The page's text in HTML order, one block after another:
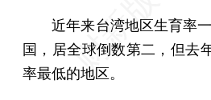
近年来台湾地区生育率一
国，居全球倒数第二，但去
率最低的地区。